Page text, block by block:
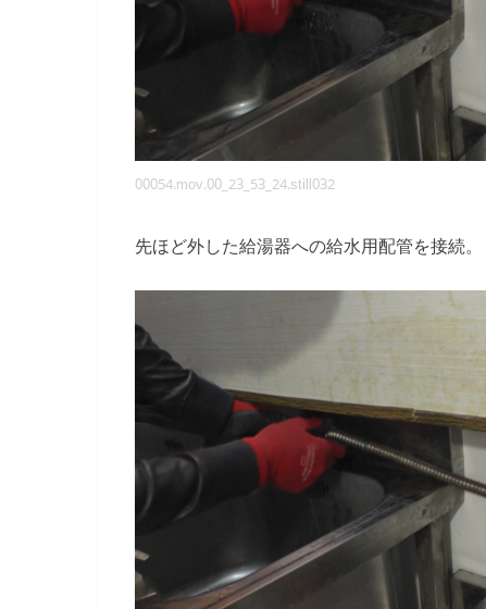
00054.mov.00_23_53_24.still032
先ほど外した給湯器への給水用配管を接続。